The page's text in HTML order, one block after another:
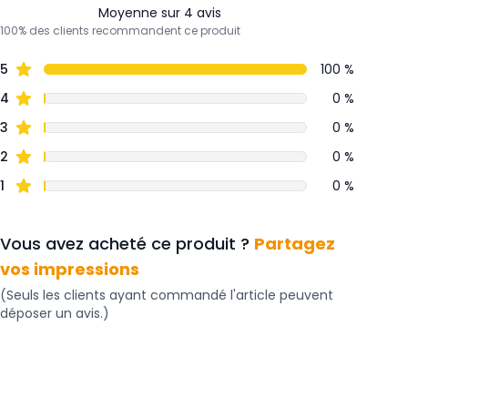
Moyenne sur 4 avis
100% des clients recommandent ce produit
5
100 %
4
0 %
3
0 %
2
0 %
1
0 %
Vous avez acheté ce produit ? Partagez
vos impressions
(Seuls les clients ayant commandé l'article peuvent
déposer un avis.)